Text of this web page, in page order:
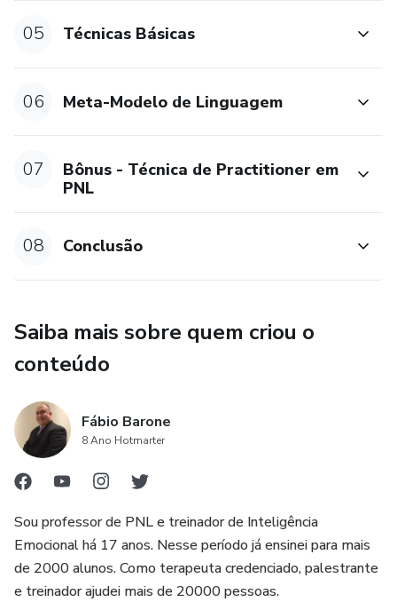
05 Técnicas Básicas
06 Meta-Modelo de Linguagem
07
Bônus - Técnica de Practitioner em
PNL
08 Conclusão
Saiba mais sobre quem criou o
conteúdo
Fábio Barone
8 Ano Hotmarter
Sou professor de PNL e treinador de Inteligência
Emocional há 17 anos. Nesse período já ensinei para mais
de 2000 alunos. Como terapeuta credenciado, palestrante
e treinador ajudei mais de 20000 pessoas.